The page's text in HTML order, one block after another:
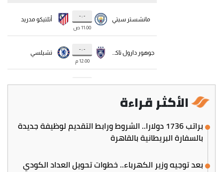
الأكثر قراءة
براتب 1736 دولارا.. الشروط ورابط التقديم لوظيفة جديدة
بالسفارة البريطانية بالقاهرة
بعد توجيه وزير الكهرباء.. خطوات تحويل العداد الكودي